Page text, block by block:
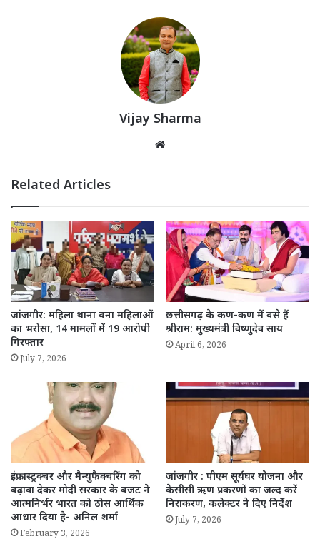
Vijay Sharma
Related Articles
जांजगीर: महिला थाना बना महिलाओं
का भरोसा, 14 मामलों में 19 आरोपी
गिरफ्तार
July 7, 2026
छत्तीसगढ़ के कण-कण में बसे हैं
श्रीराम: मुख्यमंत्री विष्णुदेव साय
April 6, 2026
इंफ्रास्ट्रक्चर और मैन्युफैक्चरिंग को
बढ़ावा देकर मोदी सरकार के बजट ने
आत्मनिर्भर भारत को ठोस आर्थिक
आधार दिया है- अनिल शर्मा
February 3, 2026
जांजगीर : पीएम सूर्यघर योजना और
केसीसी ऋण प्रकरणों का जल्द करें
निराकरण, कलेक्टर ने दिए निर्देश
July 7, 2026